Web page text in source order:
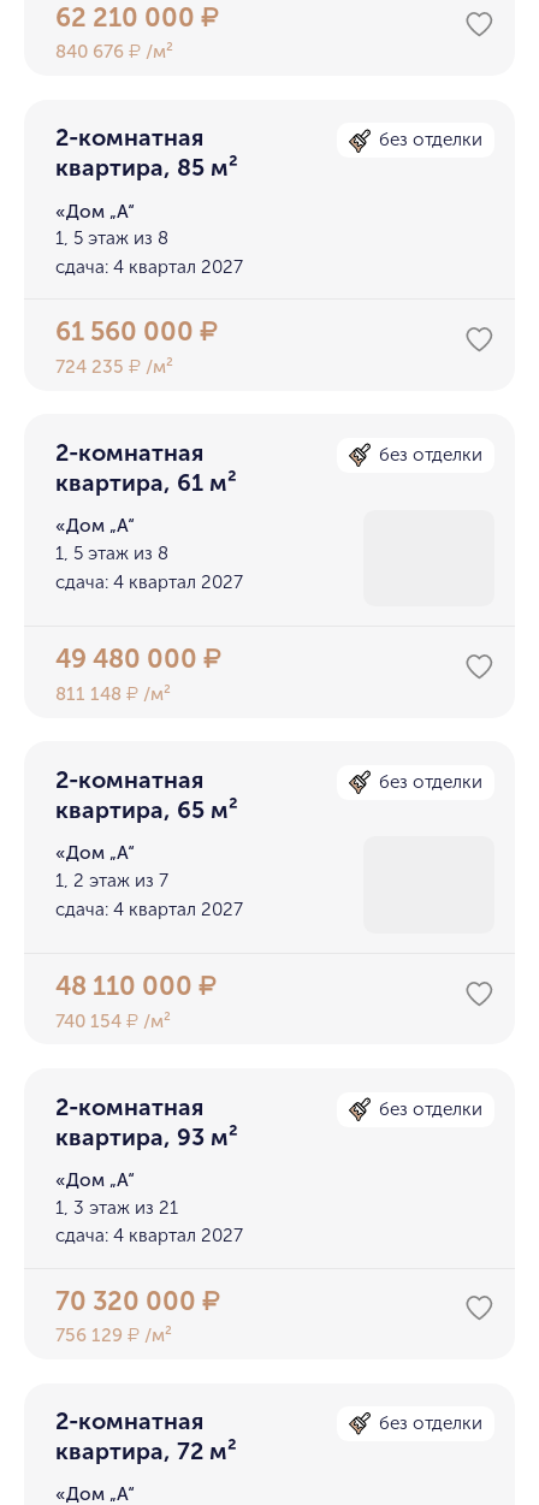
62 210 000₽
840 676₽ /м²
2-комнатная
квартира, 85 м²
без отделки
«Дом „А“
1, 5 этаж из 8
сдача: 4 квартал 2027
61 560 000₽
724 235₽ /м²
2-комнатная
квартира, 61 м²
без отделки
«Дом „А“
1, 5 этаж из 8
сдача: 4 квартал 2027
49 480 000₽
811 148₽ /м²
2-комнатная
квартира, 65 м²
без отделки
«Дом „А“
1, 2 этаж из 7
сдача: 4 квартал 2027
48 110 000₽
740 154₽ /м²
2-комнатная
квартира, 93 м²
без отделки
«Дом „А“
1, 3 этаж из 21
сдача: 4 квартал 2027
70 320 000₽
756 129₽ /м²
2-комнатная
квартира, 72 м²
без отделки
«Дом „А“